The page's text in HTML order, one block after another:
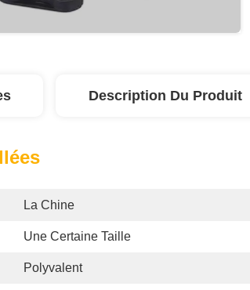
Description Du Produit
La Chine
Une Certaine Taille
Polyvalent